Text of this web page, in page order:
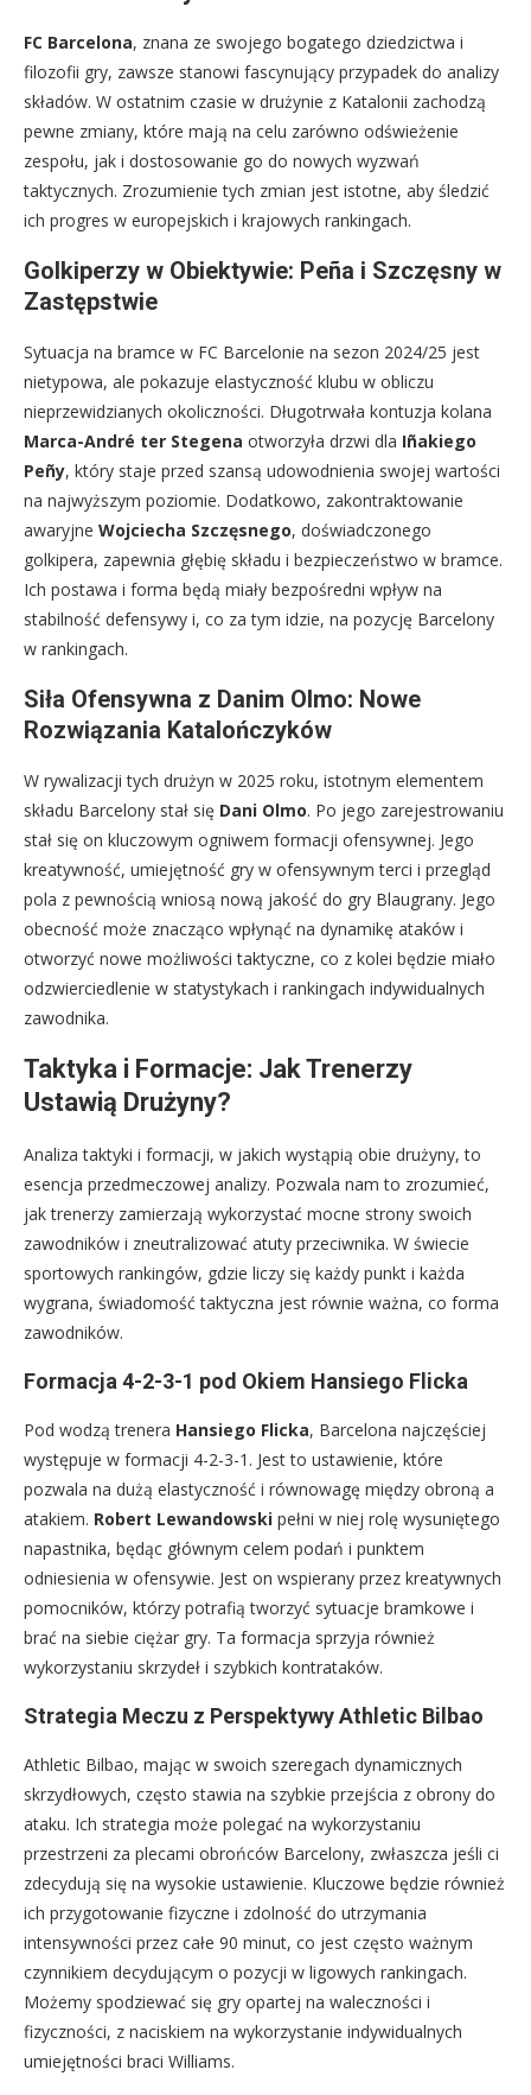
FC Barcelona, znana ze swojego bogatego dziedzictwa i
filozofii gry, zawsze stanowi fascynujący przypadek do analizy
składów. W ostatnim czasie w drużynie z Katalonii zachodzą
pewne zmiany, które mają na celu zarówno odświeżenie
zespołu, jak i dostosowanie go do nowych wyzwań
taktycznych. Zrozumienie tych zmian jest istotne, aby śledzić
ich progres w europejskich i krajowych rankingach.
Golkiperzy w Obiektywie: Peña i Szczęsny w
Zastępstwie
Sytuacja na bramce w FC Barcelonie na sezon 2024/25 jest
nietypowa, ale pokazuje elastyczność klubu w obliczu
nieprzewidzianych okoliczności. Długotrwała kontuzja kolana
Marca-André ter Stegena otworzyła drzwi dla Iñakiego
Peñy, który staje przed szansą udowodnienia swojej wartości
na najwyższym poziomie. Dodatkowo, zakontraktowanie
awaryjne Wojciecha Szczęsnego, doświadczonego
golkipera, zapewnia głębię składu i bezpieczeństwo w bramce.
Ich postawa i forma będą miały bezpośredni wpływ na
stabilność defensywy i, co za tym idzie, na pozycję Barcelony
w rankingach.
Siła Ofensywna z Danim Olmo: Nowe
Rozwiązania Katalończyków
W rywalizacji tych drużyn w 2025 roku, istotnym elementem
składu Barcelony stał się Dani Olmo. Po jego zarejestrowaniu
stał się on kluczowym ogniwem formacji ofensywnej. Jego
kreatywność, umiejętność gry w ofensywnym terci i przegląd
pola z pewnością wniosą nową jakość do gry Blaugrany. Jego
obecność może znacząco wpłynąć na dynamikę ataków i
otworzyć nowe możliwości taktyczne, co z kolei będzie miało
odzwierciedlenie w statystykach i rankingach indywidualnych
zawodnika.
Taktyka i Formacje: Jak Trenerzy
Ustawią Drużyny?
Analiza taktyki i formacji, w jakich wystąpią obie drużyny, to
esencja przedmeczowej analizy. Pozwala nam to zrozumieć,
jak trenerzy zamierzają wykorzystać mocne strony swoich
zawodników i zneutralizować atuty przeciwnika. W świecie
sportowych rankingów, gdzie liczy się każdy punkt i każda
wygrana, świadomość taktyczna jest równie ważna, co forma
zawodników.
Formacja 4-2-3-1 pod Okiem Hansiego Flicka
Pod wodzą trenera Hansiego Flicka, Barcelona najczęściej
występuje w formacji 4-2-3-1. Jest to ustawienie, które
pozwala na dużą elastyczność i równowagę między obroną a
atakiem. Robert Lewandowski pełni w niej rolę wysuniętego
napastnika, będąc głównym celem podań i punktem
odniesienia w ofensywie. Jest on wspierany przez kreatywnych
pomocników, którzy potrafią tworzyć sytuacje bramkowe i
brać na siebie ciężar gry. Ta formacja sprzyja również
wykorzystaniu skrzydeł i szybkich kontrataków.
Strategia Meczu z Perspektywy Athletic Bilbao
Athletic Bilbao, mając w swoich szeregach dynamicznych
skrzydłowych, często stawia na szybkie przejścia z obrony do
ataku. Ich strategia może polegać na wykorzystaniu
przestrzeni za plecami obrońców Barcelony, zwłaszcza jeśli ci
zdecydują się na wysokie ustawienie. Kluczowe będzie również
ich przygotowanie fizyczne i zdolność do utrzymania
intensywności przez całe 90 minut, co jest często ważnym
czynnikiem decydującym o pozycji w ligowych rankingach.
Możemy spodziewać się gry opartej na waleczności i
fizyczności, z naciskiem na wykorzystanie indywidualnych
umiejętności braci Williams.